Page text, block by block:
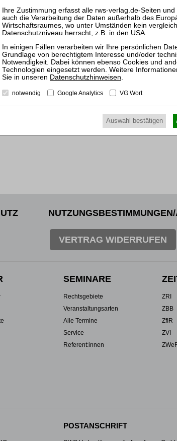
VERTRAG WIDERRUFEN
SEMINARE
Rechtsgebiete
Veranstaltungsarten
Alle Termine
Service
Referent:innen
ZRI
ZBB
ZfIR
ZVI
POSTANSCHRIFT
Datenschutzhinweisen.
notwendig Google Analytics VG Wort
Auswahl bestätigen